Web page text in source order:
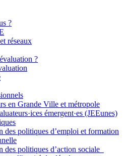
?
réseaux
?
en Grande Ville et métropole
émergent·es (JEEunes)
des politiques d’emploi et formation
des politiques d’action sociale